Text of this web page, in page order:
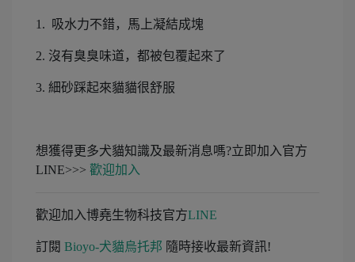
1. 吸水力不錯，馬上凝結成塊
2. 沒有臭臭味道，都被包覆起來了
3. 細砂踩起來貓貓很舒服
想獲得更多犬貓知識及最新消息嗎?立即加入官方
LINE>>> 歡迎加入
歡迎加入博堯生物科技官方LINE
訂閱 Bioyo-犬貓烏托邦 隨時接收最新資訊!